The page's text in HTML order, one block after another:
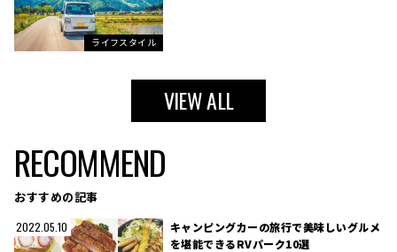
ライフスタイル
VIEW ALL
RECOMMEND
おすすめの記事
2022.05.10
キャンピングカーの旅行で美味しいグルメ
を堪能できるRVパーク10選